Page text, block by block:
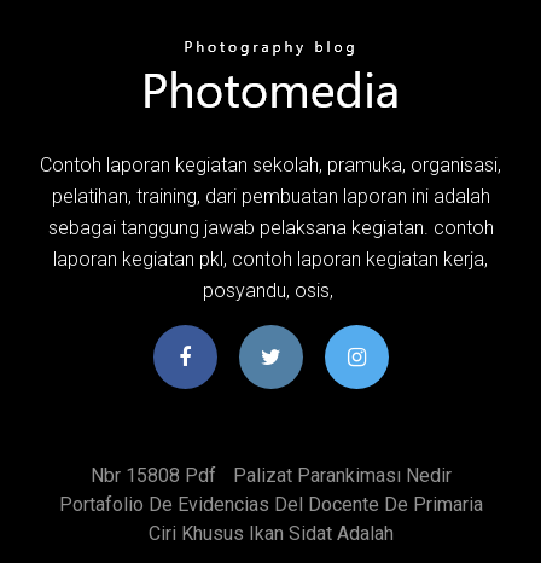
Contoh laporan kegiatan sekolah, pramuka, organisasi,
pelatihan, training, dari pembuatan laporan ini adalah
sebagai tanggung jawab pelaksana kegiatan. contoh
laporan kegiatan pkl, contoh laporan kegiatan kerja,
posyandu, osis,
Nbr 15808 Pdf
Palizat Parankiması Nedir
Portafolio De Evidencias Del Docente De Primaria
Ciri Khusus Ikan Sidat Adalah